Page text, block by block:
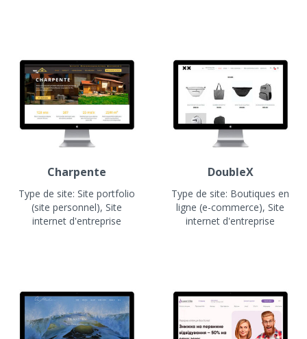
Charpente
Type de site: Site portfolio
(site personnel), Site
internet d'entreprise
DoubleX
Type de site: Boutiques en
ligne (e-commerce), Site
internet d'entreprise